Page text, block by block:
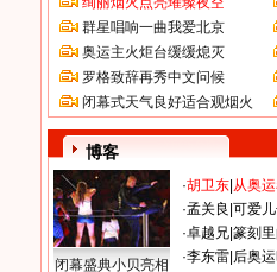
群星唱响一曲我爱北京
奥运主火炬台缓缓熄灭
罗格致辞再秀中文问候
闭幕式天气良好适合观烟火
博客
闭幕盛典小贝亮相
·胡卫东 从奥
·孟关良 可爱
·卓越兄 篆刻
·李东雷 后奥